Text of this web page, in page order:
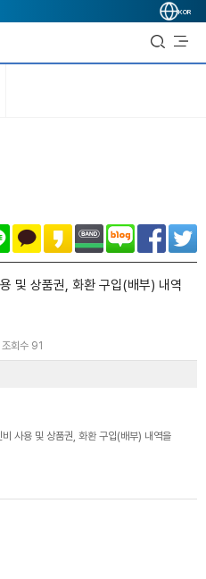
KOR
및 상품권, 화환 구입(배부) 내역
조회수 91
사용 및 상품권, 화환 구입(배부) 내역을